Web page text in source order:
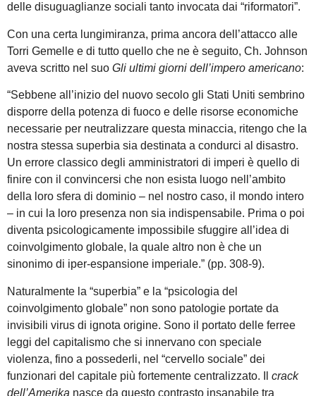
delle disuguaglianze sociali tanto invocata dai “riformatori”.
Con una certa lungimiranza, prima ancora dell’attacco alle
Torri Gemelle e di tutto quello che ne è seguito, Ch. Johnson
aveva scritto nel suo Gli ultimi giorni dell’impero americano:
“Sebbene all’inizio del nuovo secolo gli Stati Uniti sembrino
disporre della potenza di fuoco e delle risorse economiche
necessarie per neutralizzare questa minaccia, ritengo che la
nostra stessa superbia sia destinata a condurci al disastro.
Un errore classico degli amministratori di imperi è quello di
finire con il convincersi che non esista luogo nell’ambito
della loro sfera di dominio – nel nostro caso, il mondo intero
– in cui la loro presenza non sia indispensabile. Prima o poi
diventa psicologicamente impossibile sfuggire all’idea di
coinvolgimento globale, la quale altro non è che un
sinonimo di iper-espansione imperiale.” (pp. 308-9).
Naturalmente la “superbia” e la “psicologia del
coinvolgimento globale” non sono patologie portate da
invisibili virus di ignota origine. Sono il portato delle ferree
leggi del capitalismo che si innervano con speciale
violenza, fino a possederli, nel “cervello sociale” dei
funzionari del capitale più fortemente centralizzato. Il crack
dell’Amerika nasce da questo contrasto insanabile tra